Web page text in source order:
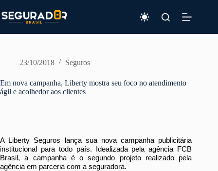
para
o
23/10/2018 Seguros
Em nova campanha, Liberty mostra seu foco no atendimento
ágil e acolhedor aos clientes
A Liberty Seguros lança sua nova campanha publicitária
institucional para todo país. Idealizada pela agência FCB
Brasil, a campanha é o segundo projeto realizado pela
agência em parceria com a seguradora.